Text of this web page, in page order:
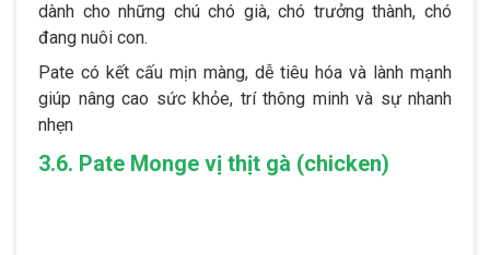
dành cho những chú chó già, chó trưởng thành, chó
đang nuôi con.
Pate có kết cấu mịn màng, dễ tiêu hóa và lành mạnh
giúp nâng cao sức khỏe, trí thông minh và sự nhanh
nhẹn
3.6. Pate Monge vị thịt gà (chicken)